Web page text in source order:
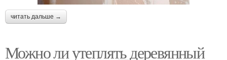
читать дальше →
Можно ли утеплять деревянный